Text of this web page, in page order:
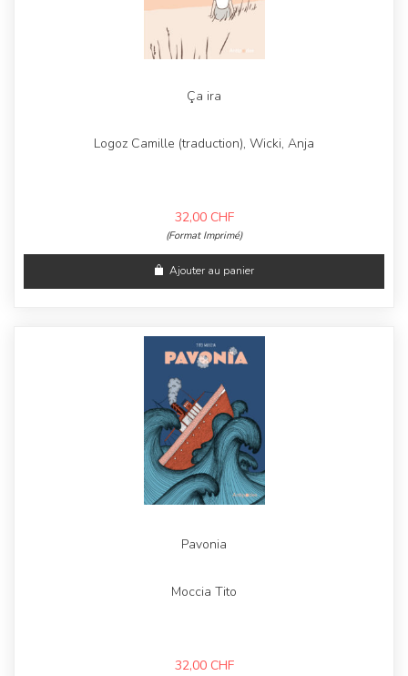
Ça ira
Logoz Camille (traduction), Wicki, Anja
32,00 CHF
(Format Imprimé)
Ajouter au panier
Pavonia
Moccia Tito
32,00 CHF